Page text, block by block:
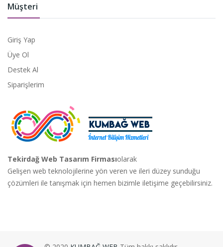
Müşteri
Giriş Yap
Üye Ol
Destek Al
Siparişlerim
Tekirdağ Web Tasarım Firmasıolarak
Gelişen web teknolojilerine yön veren ve ileri düzey sunduğu
çözümleri ile tanışmak için hemen bizimle iletişime geçebilirsiniz.